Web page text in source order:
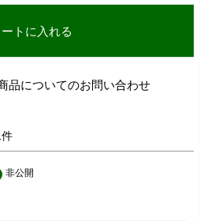
ートに入れる
品についてのお問い合わせ
非公開